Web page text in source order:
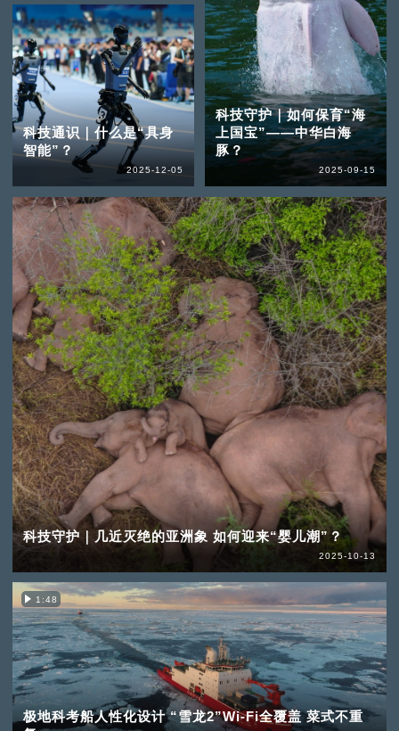
科技通识｜什么是“具身
智能”？
2025-12-05
科技守护｜几近灭绝的亚洲象 如何迎来“婴儿潮”？
2025-10-13
科技守护｜如何保育“海
上国宝”——中华白海
豚？
2025-09-15
1:48
极地科考船人性化设计 “雪龙2”Wi-Fi全覆盖 菜式不重